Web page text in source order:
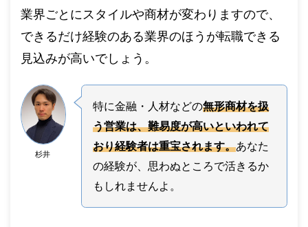
業界ごとにスタイルや商材が変わりますので、
できるだけ経験のある業界のほうが転職できる
見込みが高いでしょう。
杉井
特に金融・人材などの無形商材を扱
う営業は、難易度が高いといわれて
おり経験者は重宝されます。あなた
の経験が、思わぬところで活きるか
もしれませんよ。